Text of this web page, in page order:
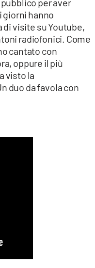
giorni hanno
visite su Youtube,
radiofonici. Come
cantato con
oppure il più
visto la
duo da favola con